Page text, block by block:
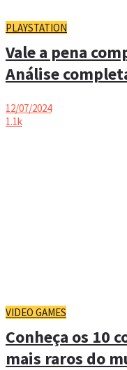
PLAYSTATION
Vale a pena
Análise
12/07/2024
1.1k
VIDEO GAMES
Conheça os 10
mais raros do